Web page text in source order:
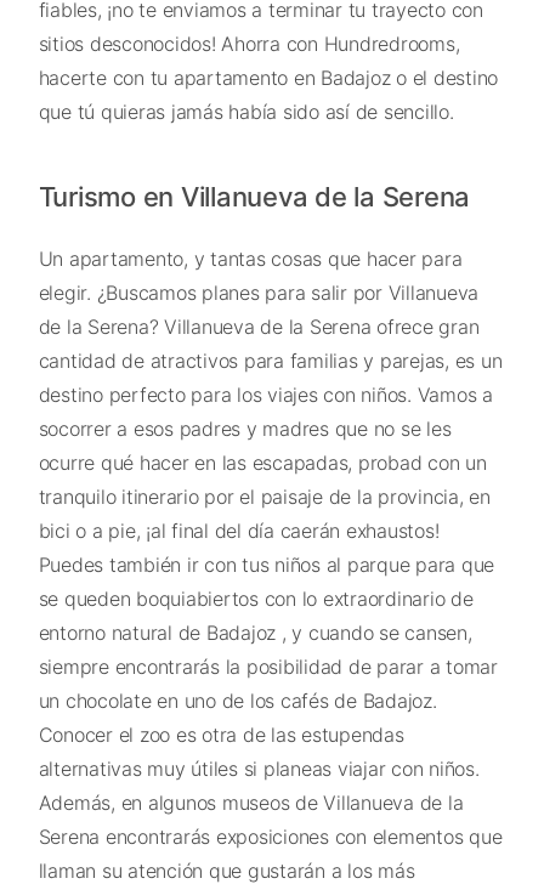
fiables, ¡no te enviamos a terminar tu trayecto con
sitios desconocidos! Ahorra con Hundredrooms,
hacerte con tu apartamento en Badajoz o el destino
que tú quieras jamás había sido así de sencillo.
Turismo en Villanueva de la Serena
Un apartamento, y tantas cosas que hacer para
elegir. ¿Buscamos planes para salir por Villanueva
de la Serena? Villanueva de la Serena ofrece gran
cantidad de atractivos para familias y parejas, es un
destino perfecto para los viajes con niños. Vamos a
socorrer a esos padres y madres que no se les
ocurre qué hacer en las escapadas, probad con un
tranquilo itinerario por el paisaje de la provincia, en
bici o a pie, ¡al final del día caerán exhaustos!
Puedes también ir con tus niños al parque para que
se queden boquiabiertos con lo extraordinario de
entorno natural de Badajoz , y cuando se cansen,
siempre encontrarás la posibilidad de parar a tomar
un chocolate en uno de los cafés de Badajoz.
Conocer el zoo es otra de las estupendas
alternativas muy útiles si planeas viajar con niños.
Además, en algunos museos de Villanueva de la
Serena encontrarás exposiciones con elementos que
llaman su atención que gustarán a los más